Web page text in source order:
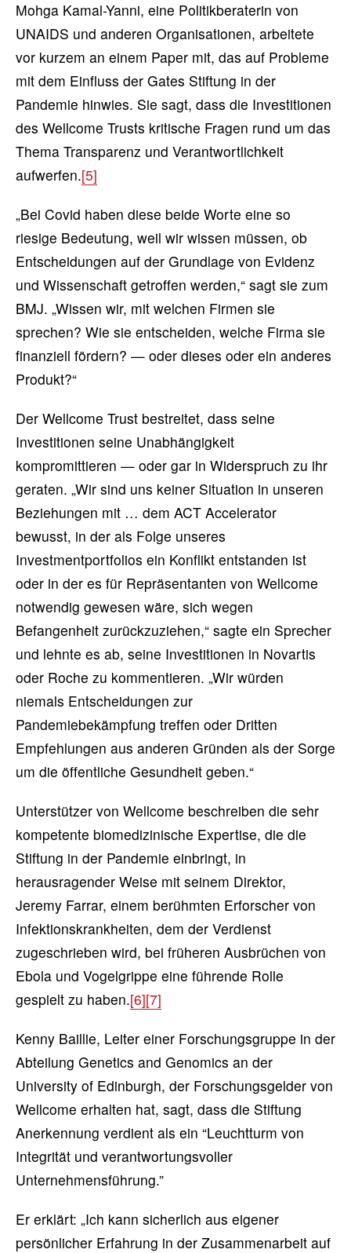
Mohga Kamal-Yanni, eine Politikberaterin von
UNAIDS und anderen Organisationen, arbeitete
vor kurzem an einem Paper mit, das auf Probleme
mit dem Einfluss der Gates Stiftung in der
Pandemie hinwies. Sie sagt, dass die Investitionen
des Wellcome Trusts kritische Fragen rund um das
Thema Transparenz und Verantwortlichkeit
aufwerfen.[5]
„Bei Covid haben diese beide Worte eine so
riesige Bedeutung, weil wir wissen müssen, ob
Entscheidungen auf der Grundlage von Evidenz
und Wissenschaft getroffen werden,“ sagt sie zum
BMJ. „Wissen wir, mit welchen Firmen sie
sprechen? Wie sie entscheiden, welche Firma sie
finanziell fördern? — oder dieses oder ein anderes
Produkt?“
Der Wellcome Trust bestreitet, dass seine
Investitionen seine Unabhängigkeit
kompromittieren — oder gar in Widerspruch zu ihr
geraten. „Wir sind uns keiner Situation in unseren
Beziehungen mit … dem ACT Accelerator
bewusst, in der als Folge unseres
Investmentportfolios ein Konflikt entstanden ist
oder in der es für Repräsentanten von Wellcome
notwendig gewesen wäre, sich wegen
Befangenheit zurückzuziehen,“ sagte ein Sprecher
und lehnte es ab, seine Investitionen in Novartis
oder Roche zu kommentieren. „Wir würden
niemals Entscheidungen zur
Pandemiebekämpfung treffen oder Dritten
Empfehlungen aus anderen Gründen als der Sorge
um die öffentliche Gesundheit geben.“
Unterstützer von Wellcome beschreiben die sehr
kompetente biomedizinische Expertise, die die
Stiftung in der Pandemie einbringt, in
herausragender Weise mit seinem Direktor,
Jeremy Farrar, einem berühmten Erforscher von
Infektionskrankheiten, dem der Verdienst
zugeschrieben wird, bei früheren Ausbrüchen von
Ebola und Vogelgrippe eine führende Rolle
gespielt zu haben.[6][7]
Kenny Baillie, Leiter einer Forschungsgruppe in der
Abteilung Genetics and Genomics an der
University of Edinburgh, der Forschungsgelder von
Wellcome erhalten hat, sagt, dass die Stiftung
Anerkennung verdient als ein “Leuchtturm von
Integrität und verantwortungsvoller
Unternehmensführung.”
Er erklärt: „Ich kann sicherlich aus eigener
persönlicher Erfahrung in der Zusammenarbeit auf